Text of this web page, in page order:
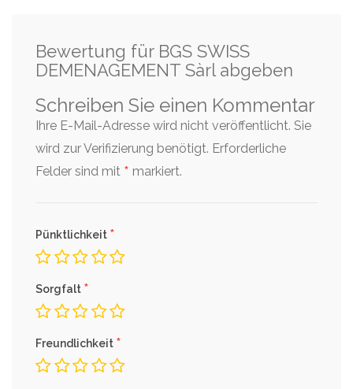
Bewertung für BGS SWISS
DEMENAGEMENT Sàrl abgeben
Schreiben Sie einen Kommentar
Ihre E-Mail-Adresse wird nicht veröffentlicht. Sie
wird zur Verifizierung benötigt. Erforderliche
Felder sind mit * markiert.
Pünktlichkeit *
Sorgfalt *
Freundlichkeit *